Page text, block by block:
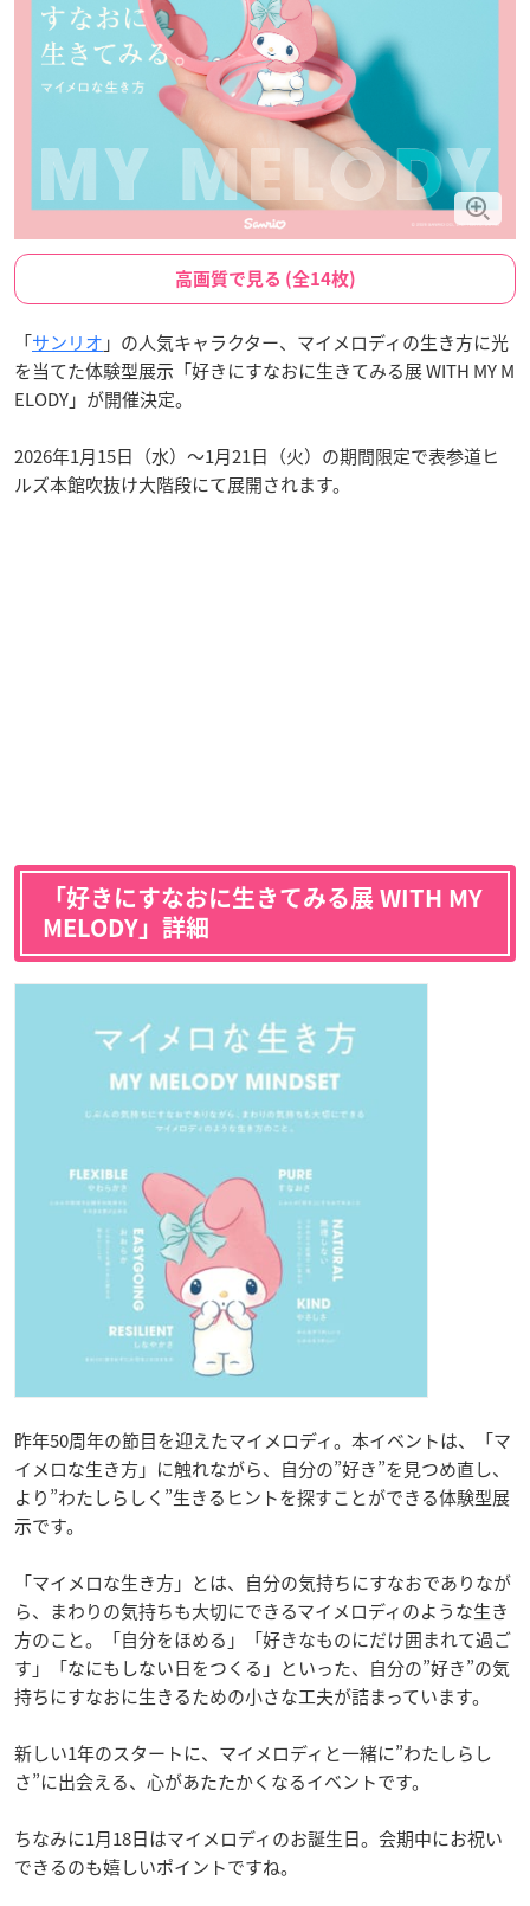
高画質で見る (全14枚)
「サンリオ 」の人気キャラクター、マイメロディの生き方に光
を当てた体験型展示「好きにすなおに生きてみる展 WITH MY M
ELODY」が開催決定。
2026年1月15日（水）〜1月21日（火）の期間限定で表参道ヒ
ルズ本館吹抜け大階段にて展開されます。
「好きにすなおに生きてみる展 WITH MY
MELODY」詳細
昨年50周年の節目を迎えたマイメロディ。本イベントは、「マ
イメロな生き方」に触れながら、自分の”好き”を見つめ直し、
より”わたしらしく”生きるヒントを探すことができる体験型展
示です。
「マイメロな生き方」とは、自分の気持ちにすなおでありなが
ら、まわりの気持ちも大切にできるマイメロディのような生き
方のこと。「自分をほめる」「好きなものにだけ囲まれて過ご
す」「なにもしない日をつくる」といった、自分の”好き”の気
持ちにすなおに生きるための小さな工夫が詰まっています。
新しい1年のスタートに、マイメロディと一緒に”わたしらし
さ”に出会える、心があたたかくなるイベントです。
ちなみに1月18日はマイメロディのお誕生日。会期中にお祝い
できるのも嬉しいポイントですね。